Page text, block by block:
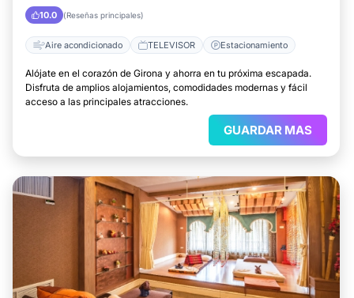
10.0 (Reseñas principales)
Aire acondicionado TELEVISOR Estacionamiento
Alójate en el corazón de Girona y ahorra en tu próxima escapada.
Disfruta de amplios alojamientos, comodidades modernas y fácil
acceso a las principales atracciones.
GUARDAR MAS